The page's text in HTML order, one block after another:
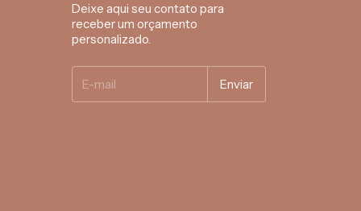
Deixe aqui seu contato para
receber um orçamento
personalizado.